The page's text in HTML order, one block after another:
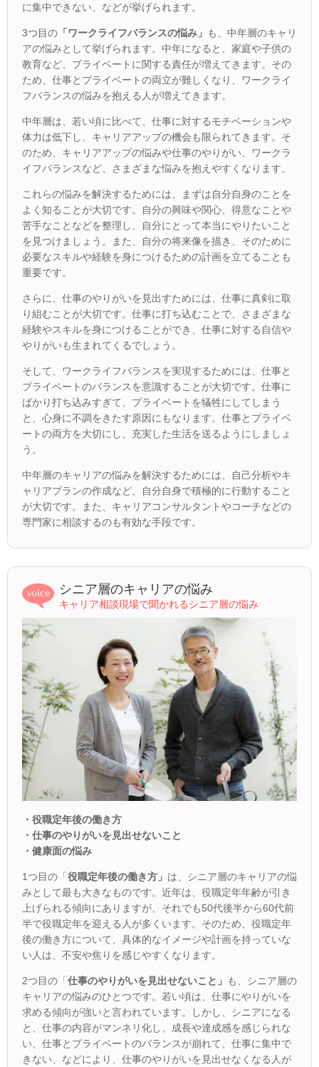
に集中できない、などが挙げられます。
3つ目の 「ワークライフバランスの悩み」 も、中年層のキャリ
アの悩みとして挙げられます。中年になると、家庭や子供の
教育など、プライベートに関する責任が増えてきます。その
ため、仕事とプライベートの両立が難しくなり、ワークライ
フバランスの悩みを抱える人が増えてきます。
中年層は、若い頃に比べて、仕事に対するモチベーションや
体力は低下し、キャリアアップの機会も限られてきます。そ
のため、キャリアアップの悩みや仕事のやりがい、ワークラ
イフバランスなど、さまざまな悩みを抱えやすくなります。
これらの悩みを解決するためには、まずは自分自身のことを
よく知ることが大切です。自分の興味や関心、得意なことや
苦手なことなどを整理し、自分にとって本当にやりたいこと
を見つけましょう。また、自分の将来像を描き、そのために
必要なスキルや経験を身につけるための計画を立てることも
重要です。
さらに、仕事のやりがいを見出すためには、仕事に真剣に取
り組むことが大切です。仕事に打ち込むことで、さまざまな
経験やスキルを身につけることができ、仕事に対する自信や
やりがいも生まれてくるでしょう。
そして、ワークライフバランスを実現するためには、仕事と
プライベートのバランスを意識することが大切です。仕事に
ばかり打ち込みすぎて、プライベートを犠牲にしてしまう
と、心身に不調をきたす原因にもなります。仕事とプライベ
ートの両方を大切にし、充実した生活を送るようにしましょ
う。
中年層のキャリアの悩みを解決するためには、自己分析やキ
ャリアプランの作成など、自分自身で積極的に行動すること
が大切です。また、キャリアコンサルタントやコーチなどの
専門家に相談するのも有効な手段です。
シニア層のキャリアの悩み
キャリア相談現場で聞かれるシニア層の悩み
・役職定年後の働き方
・仕事のやりがいを見出せないこと
・健康面の悩み
1つ目の「 役職定年後の働き方」 は、シニア層のキャリアの悩
みとして最も大きなものです。近年は、役職定年年齢が引き
上げられる傾向にありますが、それでも50代後半から60代前
半で役職定年を迎える人が多くいます。そのため、役職定年
後の働き方について、具体的なイメージや計画を持っていな
い人は、不安や焦りを感じやすくなります。
2つ目の「 仕事のやりがいを見出せないこと」 も、シニア層の
キャリアの悩みのひとつです。若い頃は、仕事にやりがいを
求める傾向が強いと言われています。しかし、シニアになる
と、仕事の内容がマンネリ化し、成長や達成感を感じられな
い、仕事とプライベートのバランスが崩れて、仕事に集中で
きない、などにより、仕事のやりがいを見出せなくなる人が